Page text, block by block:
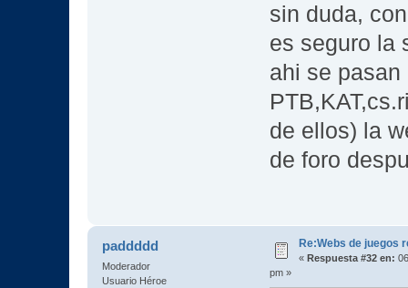
sin duda,
es seguro la
ahi se
de ellos) la
de foro
paddddd
Moderador
Usuario Héroe
Re:Webs de juegos
« Respuesta #32 en:
pm »